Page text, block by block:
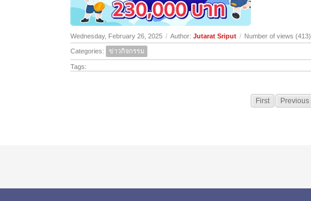
Wednesday, February 26, 2025 / Author: Jutarat Sriput / Number of views (413)
Categories: ข่าวกิจกรรม
Tags:
First Previous